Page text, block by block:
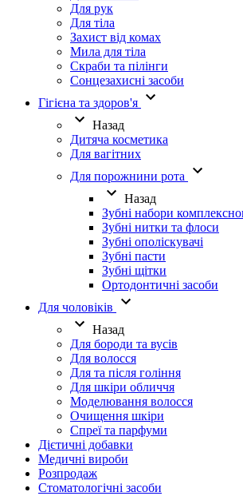
Для рук
Для тіла
Захист від комах
Мила для тіла
Скраби та пілінги
Сонцезахисні засоби
Гігієна та здоров'я
Назад
Дитяча косметика
Для вагітних
Для порожнини рота
Назад
Зубні набори
Зубні нитки та флоси
Зубні ополіскувачі
Зубні пасти
Зубні щітки
Ортодонтичні засоби
Для чоловіків
Назад
Для бороди та вусів
Для волосся
Для та після гоління
Для шкіри обличчя
Моделювання волосся
Очищення шкіри
Спреї та парфуми
Дієтичні добавки
Медичні вироби
Розпродаж
Стоматологічні засоби